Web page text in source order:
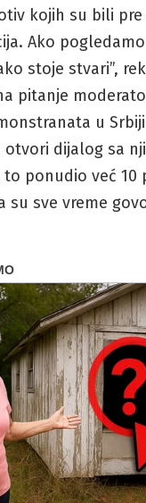
kojih su bili pre
Ako
stoje stvari”,
pitanje
u
otvori dijalog sa
to ponudio već 10
su sve vreme